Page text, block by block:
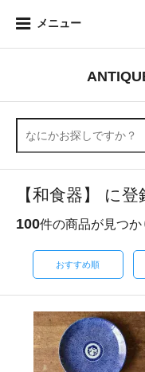
メニュー
【和食器】 に
100件の商品が見つか
おすすめ順